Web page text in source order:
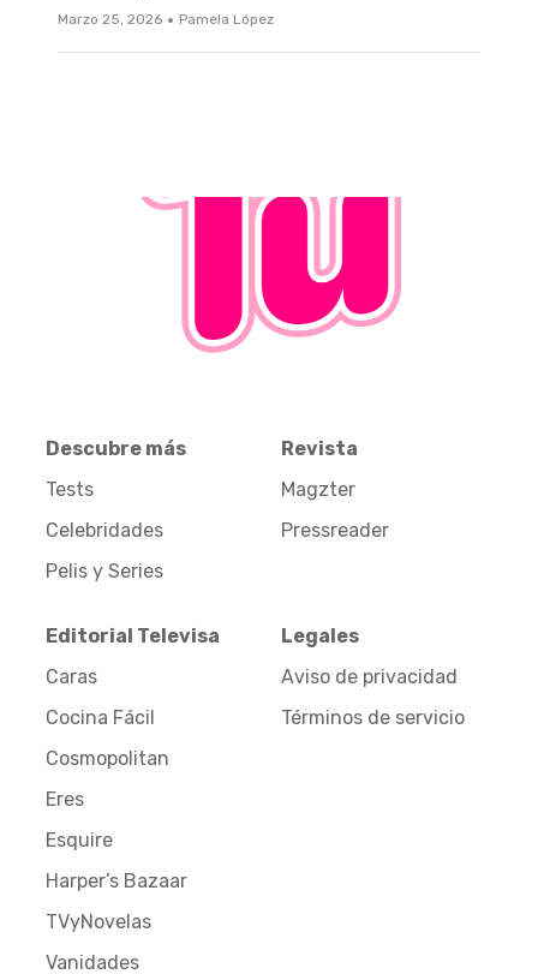
Marzo 25, 2026 · Pamela López
Descubre más
Tests
Celebridades
Pelis y Series
Revista
Magzter
Pressreader
Editorial Televisa
Caras
Cocina Fácil
Cosmopolitan
Eres
Esquire
Harper’s Bazaar
TVyNovelas
Vanidades
Legales
Aviso de privacidad
Términos de servicio